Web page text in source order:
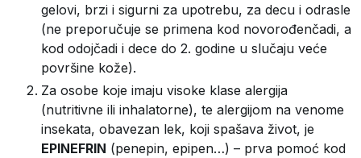
gelovi, brzi i sigurni za upotrebu, za decu i odrasle
(ne preporučuje se primena kod novorođenčadi, a
kod odojčadi i dece do 2. godine u slučaju veće
površine kože).
Za osobe koje imaju visoke klase alergija
(nutritivne ili inhalatorne), te alergijom na venome
insekata, obavezan lek, koji spašava život, je
EPINEFRIN (penepin, epipen…) – prva pomoć kod